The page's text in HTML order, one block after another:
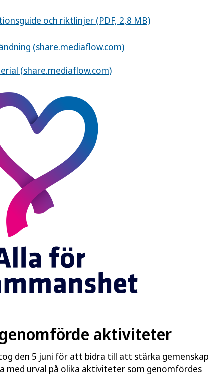
och riktlinjer (PDF, 2,8 MB)
(share.mediaflow.com)
(share.mediaflow.com)
aktiviteter
den 5 juni för att bidra till att stärka gemenskap
med urval på olika aktiviteter som genomfördes